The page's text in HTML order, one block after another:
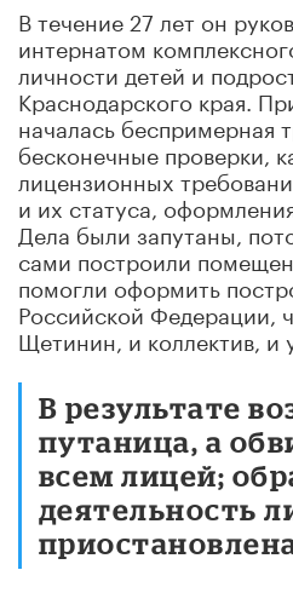
В течение 27 лет он
интернатом
личности детей и
Краснодарского края.
началась беспримерная
бесконечные проверки,
лицензионных
и их статуса,
Дела были запутаны,
сами построили
помогли оформить
Российской Федерации,
Щетинин, и коллектив, и
В результате
путаница, а
всем лицей;
деятельность